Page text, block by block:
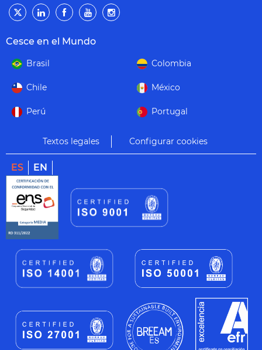
Cesce en el Mundo
Brasil Colombia
Chile México
Perú Portugal
Textos legales Configurar cookies
ES EN